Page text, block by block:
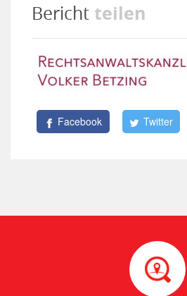
Bericht teilen
Facebook Twitter